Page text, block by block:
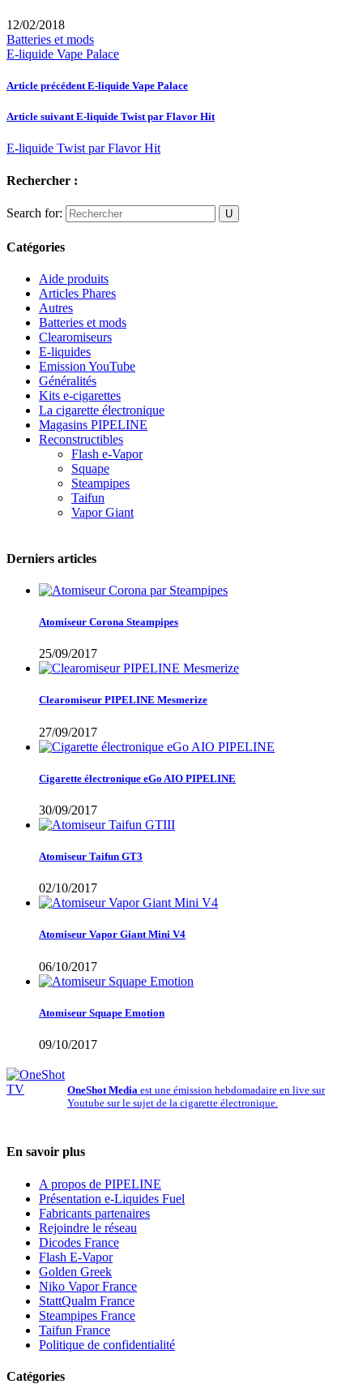
12/02/2018
Batteries et mods
E-liquide Vape Palace
Article précédentE-liquide Vape Palace
Article suivantE-liquide Twist par Flavor Hit
E-liquide Twist par Flavor Hit
Rechercher :
Search for:
Catégories
Aide produits
Articles Phares
Autres
Batteries et mods
Clearomiseurs
E-liquides
Emission YouTube
Généralités
Kits e-cigarettes
La cigarette électronique
Magasins PIPELINE
Reconstructibles
Flash e-Vapor
Squape
Steampipes
Taifun
Vapor Giant
Derniers articles
Atomiseur Corona Steampipes
25/09/2017
Clearomiseur PIPELINE Mesmerize
27/09/2017
Cigarette électronique eGo AIO PIPELINE
30/09/2017
Atomiseur Taifun GT3
02/10/2017
Atomiseur Vapor Giant Mini V4
06/10/2017
Atomiseur Squape Emotion
09/10/2017
OneShot Media est une émission hebdomadaire en live sur
Youtube sur le sujet de la cigarette électronique.
En savoir plus
A propos de PIPELINE
Présentation e-Liquides Fuel
Fabricants partenaires
Rejoindre le réseau
Dicodes France
Flash E-Vapor
Golden Greek
Niko Vapor France
StattQualm France
Steampipes France
Taifun France
Politique de confidentialité
Catégories